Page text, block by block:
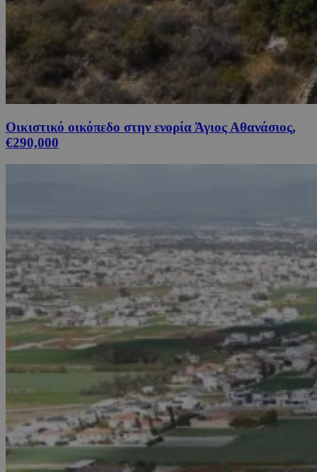
Οικιστικό οικόπεδο στην ενορία Άγιος Αθανάσιος,
€290,000